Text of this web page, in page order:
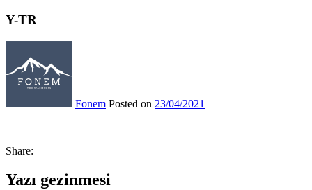
Y-TR
Fonem Posted on 23/04/2021
Share:
Yazı gezinmesi